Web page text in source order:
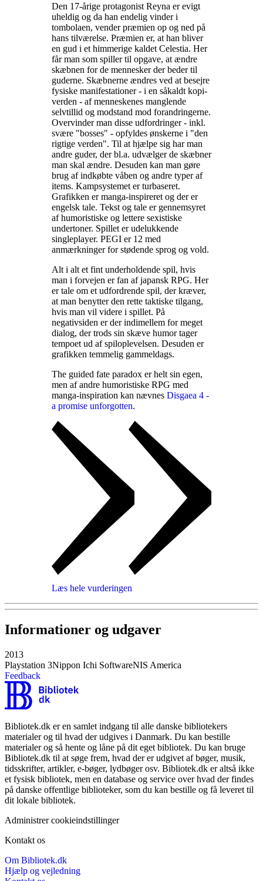
Den 17-årige protagonist Reyna er evigt
uheldig og da han endelig vinder i
tombolaen, vender præmien op og ned på
hans tilværelse. Præmien er, at han bliver
en gud i et himmerige kaldet Celestia. Her
får man som spiller til opgave, at ændre
skæbnen for de mennesker der beder til
guderne. Skæbnerne ændres ved at besejre
fysiske manifestationer - i en såkaldt kopi-
verden - af menneskenes manglende
selvtillid og modstand mod forandringerne.
Overvinder man disse udfordringer - inkl.
svære "bosses" - opfyldes ønskerne i "den
rigtige verden". Til at hjælpe sig har man
andre guder, der bl.a. udvælger de skæbner
man skal ændre. Desuden kan man gøre
brug af indkøbte våben og andre typer af
items. Kampsystemet er turbaseret.
Grafikken er manga-inspireret og der er
engelsk tale. Tekst og tale er gennemsyret
af humoristiske og lettere sexistiske
undertoner. Spillet er udelukkende
singleplayer. PEGI er 12 med
anmærkninger for stødende sprog og vold.
Alt i alt et fint underholdende spil, hvis
man i forvejen er fan af japansk RPG. Her
er tale om et udfordrende spil, der kræver,
at man benytter den rette taktiske tilgang,
hvis man vil videre i spillet. På
negativsiden er der indimellem for meget
dialog, der trods sin skæve humor tager
tempoet ud af spiloplevelsen. Desuden er
grafikken temmelig gammeldags.
The guided fate paradox er helt sin egen,
men af andre humoristiske RPG med
manga-inspiration kan nævnes Disgaea 4 -
a promise unforgotten.
Læs hele vurderingen
Informationer og udgaver
2013
Playstation 3Nippon Ichi SoftwareNIS America
Feedback
Bibliotek.dk er en samlet indgang til alle danske bibliotekers
materialer og til hvad der udgives i Danmark. Du kan bestille
materialer og så hente og låne på dit eget bibliotek. Du kan bruge
Bibliotek.dk til at søge frem, hvad der er udgivet af bøger, musik,
tidsskrifter, artikler, e-bøger, lydbøger osv. Bibliotek.dk er altså ikke
et fysisk bibliotek, men en database og service over hvad der findes
på danske offentlige biblioteker, som du kan bestille og få leveret til
dit lokale bibliotek.
Administrer cookieindstillinger
Kontakt os
Om Bibliotek.dk
Hjælp og vejledning